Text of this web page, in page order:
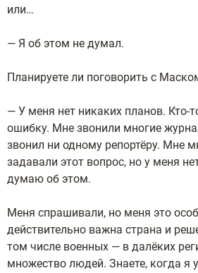
или…
— Я об этом не думал.
Планируете ли поговорить с
— У меня нет никаких планов. Кто-
ошибку. Мне звонили многие
звонил ни одному репортёру. Мне
задавали этот вопрос, но у меня
думаю об этом.
Меня спрашивали, но меня это
действительно важна страна и
том числе военных — в далёких
множество людей. Знаете, когда я